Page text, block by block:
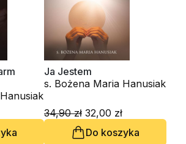
Ja Jestem
s. Bożena Maria Hanusiak
34,90 zł 32,00 zł
Do koszyka